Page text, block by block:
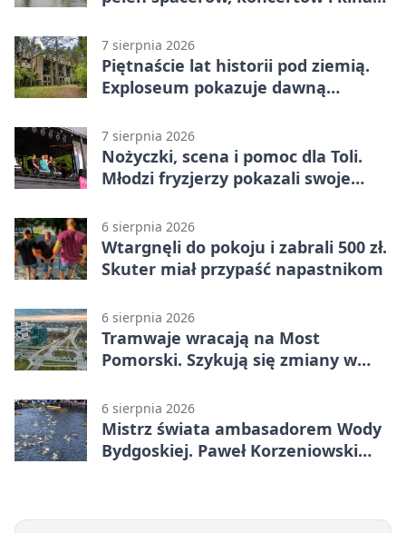
7 sierpnia 2026
Piętnaście lat historii pod ziemią.
Exploseum pokazuje dawną
7 sierpnia 2026
Nożyczki, scena i pomoc dla Toli.
Młodzi fryzjerzy pokazali swoje
6 sierpnia 2026
Wtargnęli do pokoju i zabrali 500 zł.
Skuter miał przypaść napastnikom
6 sierpnia 2026
Tramwaje wracają na Most
Pomorski. Szykują się zmiany w
6 sierpnia 2026
Mistrz świata ambasadorem Wody
Bydgoskiej. Paweł Korzeniowski